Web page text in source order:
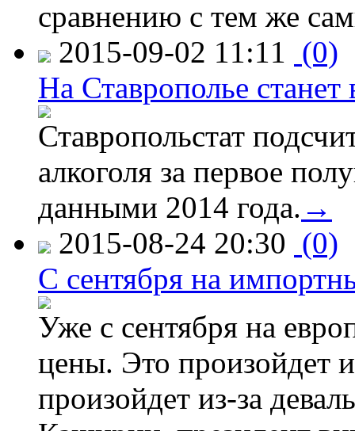
сравнению с тем же
2015-09-02 11:11 (0)
На Ставрополье
Ставропольстат
алкоголя за первое
данными 2014 года. →
2015-08-24 20:30 (0)
C сентября на
Уже с сентября на
цены. Это произойдет
произойдет из-за